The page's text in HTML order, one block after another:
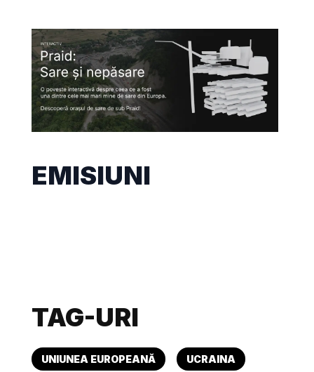
EMISIUNI
TAG-URI
UNIUNEA EUROPEANĂ UCRAINA